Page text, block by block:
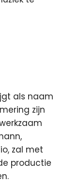
als naam
zijn
zal met
productie